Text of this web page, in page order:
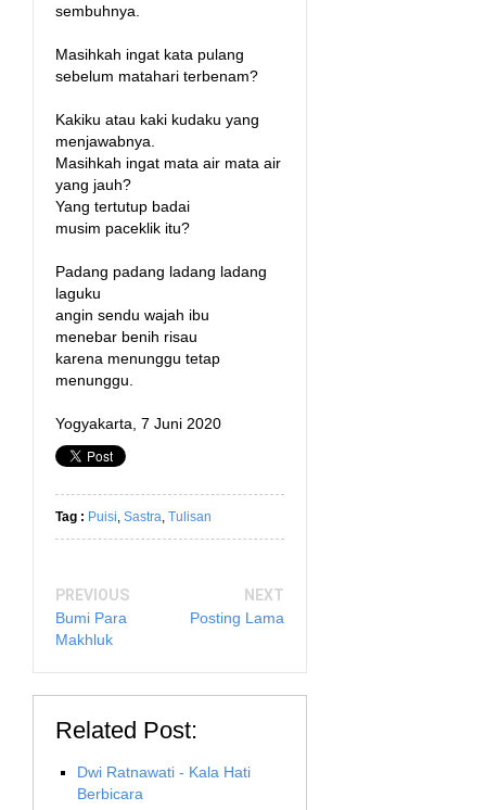
sembuhnya.
Masihkah ingat kata pulang
sebelum matahari terbenam?
Kakiku atau kaki kudaku yang
menjawabnya.
Masihkah ingat mata air mata air
yang jauh?
Yang tertutup badai
musim paceklik itu?
Padang padang ladang ladang
laguku
angin sendu wajah ibu
menebar benih risau
karena menunggu tetap
menunggu.
Yogyakarta, 7 Juni 2020
Tag : Puisi Sastra Tulisan
PREVIOUS
Bumi Para
Makhluk
NEXT
Posting Lama
Related Post:
Dwi Ratnawati - Kala Hati
Berbicara